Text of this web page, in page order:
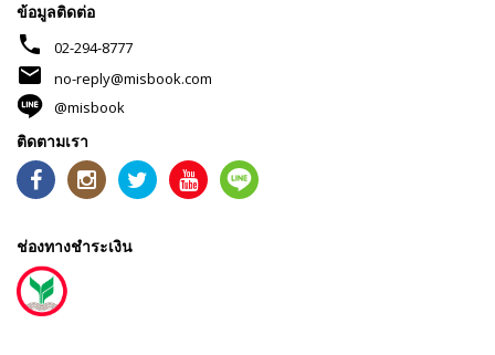
ข้อมูลติดต่อ
phone 02-294-8777
mail
no-reply@misbook.com
@misbook
ติดตามเรา
ช่องทางชำระเงิน